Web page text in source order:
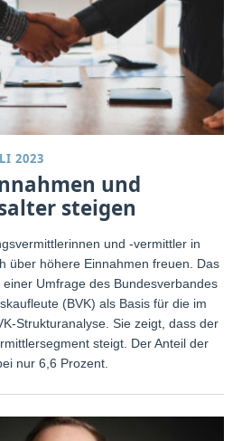
2023
und
steigen
und -vermittler in
über höhere Einnahmen freuen. Das
Umfrage des Bundesverbandes
(BVK) als Basis für die im
Strukturanalyse. Sie zeigt, dass der
steigt. Der Anteil der
nur 6,6 Prozent.